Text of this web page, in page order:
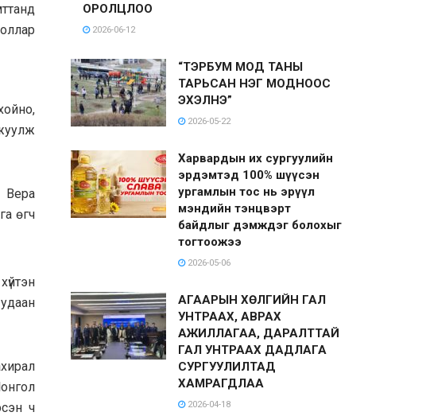
Вера
өгч
ч
ОРОЛЦЛОО
2026-06-12
“ТЭРБУМ МОД ТАНЫ
ТАРЬСАН НЭГ МОДНООС
ЭХЭЛНЭ”
2026-05-22
Харвардын их сургуулийн
эрдэмтэд 100% шүүсэн
ургамлын тос нь эрүүл
мэндийн тэнцвэрт
байдлыг дэмждэг болохыг
тогтоожээ
2026-05-06
АГААРЫН ХӨЛГИЙН ГАЛ
УНТРААХ, АВРАХ
АЖИЛЛАГАА, ДАРАЛТТАЙ
ГАЛ УНТРААХ ДАДЛАГА
СУРГУУЛИЛТАД
ХАМРАГДЛАА
2026-04-18